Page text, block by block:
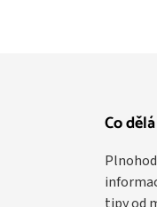
Co
tipy od